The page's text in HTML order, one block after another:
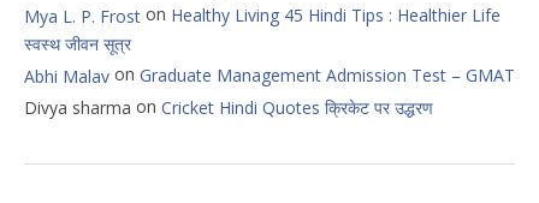
Mya L. P. Frost on Healthy Living 45 Hindi Tips : Healthier Life
स्वस्थ जीवन सूत्र
Abhi Malav on Graduate Management Admission Test – GMAT
Divya sharma on Cricket Hindi Quotes क्रिकेट पर उद्धरण